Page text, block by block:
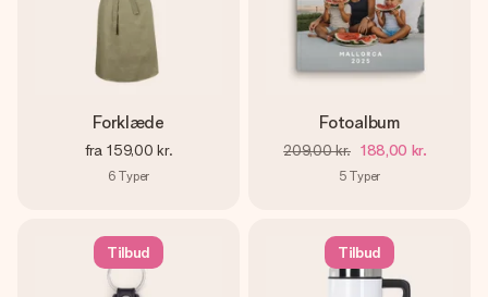
Forklæde
fra 159,00 kr.
6 Typer
Fotoalbum
209,00 kr. 188,00 kr.
5 Typer
Tilbud Tilbud